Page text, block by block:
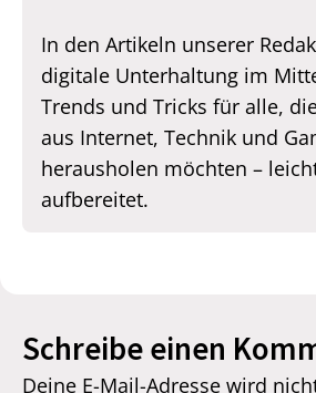
In den Artikeln unserer
digitale Unterhaltung im
Trends und Tricks für alle,
aus Internet, Technik und
herausholen möchten –
aufbereitet.
Schreibe einen
Deine E-Mail-Adresse wird